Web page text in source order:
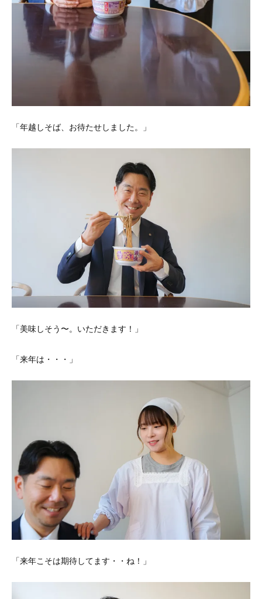
「年越しそば、お待たせしました。」
「美味しそう〜。いただきます！」
「来年は・・・」
「来年こそは期待してます・・ね！」